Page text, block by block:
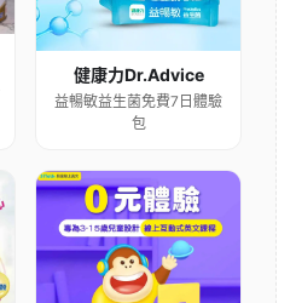
健康力Dr.Advice
益暢敏益生菌免費7日體驗
包